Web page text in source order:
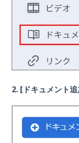
2. [ドキュメント